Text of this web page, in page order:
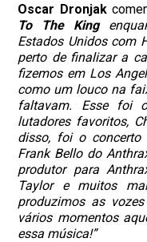
Oscar Dronjak
To The King
Estados Unidos com
perto de finalizar a
fizemos em Los
como um louco na
faltavam. Esse foi
lutadores favoritos,
disso, foi o concerto
Frank Bello do
produtor para
Taylor e muitos
produzimos as
vários momentos
essa música!”